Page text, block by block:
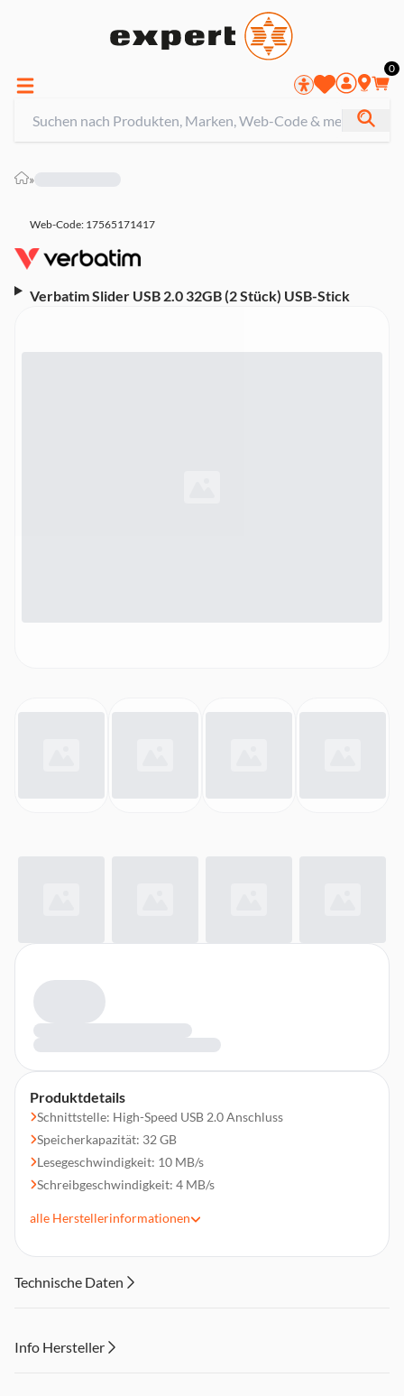
0
»
Web-Code: 17565171417
Verbatim Slider USB 2.0 32GB (2 Stück) USB-Stick
Produktdetails
Schnittstelle: High-Speed USB 2.0 Anschluss
Speicherkapazität: 32 GB
Lesegeschwindigkeit: 10 MB/s
Schreibgeschwindigkeit: 4 MB/s
alle Herstellerinformationen
Technische Daten
Info Hersteller